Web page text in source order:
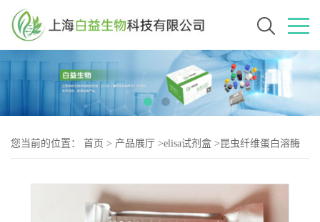
您当前的位置： 首页 > 产品展厅 >elisa试剂盒 > 昆虫纤维蛋白溶酶